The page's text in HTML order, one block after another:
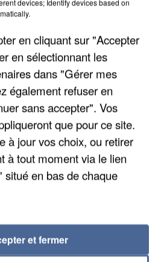
FRANCE LANCE UN ÉLAN
LES...
devices; Identify devices based on
en cliquant sur "Accepter
en sélectionnant les
dans "Gérer mes
également refuser en
sans accepter". Vos
que pour ce site.
à jour vos choix, ou retirer
à tout moment via le lien
situé en bas de chaque
et fermer